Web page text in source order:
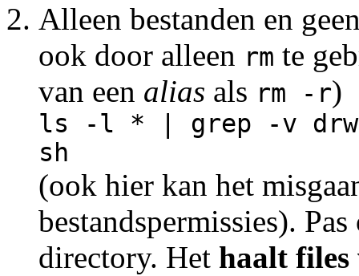
Alleen bestanden en
ook door alleen rm te
van een alias als rm -r)
ls -l * | grep -v
sh
(ook hier kan het
bestandspermissies).
directory. Het haalt files